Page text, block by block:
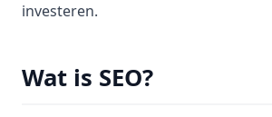
investeren.
Wat is SEO?